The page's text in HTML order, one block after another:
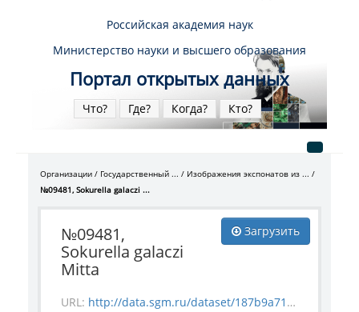
Российская академия наук
Министерство науки и высшего образования
Портал открытых данных
Что? Где? Когда? Кто?
Организации Государственный ...
Изображения экспонатов из ...
№09481, Sokurella galaczi ...
Загрузить
№09481,
Sokurella galaczi
Mitta
URL: http://data.sgm.ru/dataset/187b9a71-4c85-43ec-99fe-080bdf792007/resource/0cb87462-141b-4dce-9aba-33a6873b1986/download/invertebrate_9481.jpg